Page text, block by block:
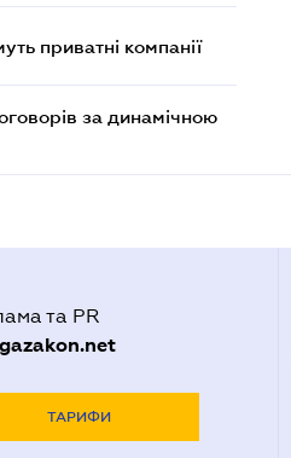
приватні компанії
за динамічною
та PR
ТАРИФИ